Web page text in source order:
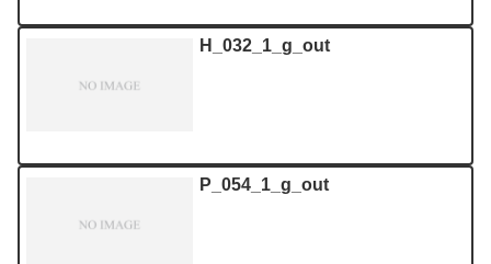
H_032_1_g_out
P_054_1_g_out